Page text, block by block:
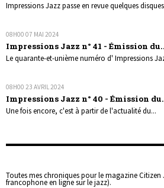
Impressions Jazz passe en revue quelques
08H00 07 MAI 2024
Impressions Jazz n° 41 - Émission
Le quarante-et-unième numéro d' Impressions
08H00 23 AVRIL 2024
Impressions Jazz n° 40 - Émission
Une fois encore, c'est à partir de l'actualité du...
Toutes mes chroniques pour le magazine
francophone en ligne sur le jazz).